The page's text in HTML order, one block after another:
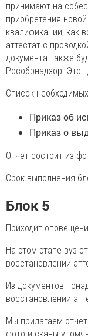
принимают на
приобретения
квалификации, как
аттестат с
документа также
Рособрнадзор.
Список
Приказ об
Приказ о
Отчет состоит из
Срок выполнения
Блок 5
Приходит
На этом этапе вуз
восстановлении
Из документов
восстановлении
Мы прилагаем